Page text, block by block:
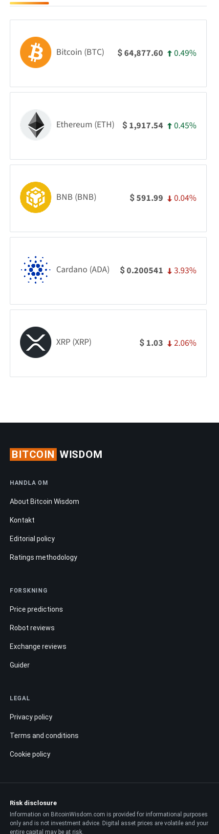
Bitcoin (BTC) $64,877.60 0.49%
Ethereum (ETH) $ 1,917.54 0.45%
BNB (BNB) $591.99 0.04%
Cardano (ADA) $0.200541 3.93%
XRP (XRP) $ 1.03 2.06%
BITCOIN WISDOM
HANDLA OM
About Bitcoin Wisdom
Kontakt
Editorial policy
Ratings methodology
FORSKNING
Price predictions
Robot reviews
Exchange reviews
Guider
LEGAL
Privacy policy
Terms and conditions
Cookie policy
Risk disclosure
Information on BitcoinWisdom.com is provided for informational purposes
only and is not investment advice. Digital asset prices are volatile and your
entire capital may be at risk.